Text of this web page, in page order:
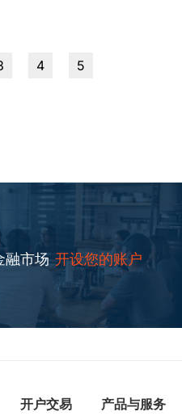
4 5
融市场 开设您的账户
开户交易 产品与服务